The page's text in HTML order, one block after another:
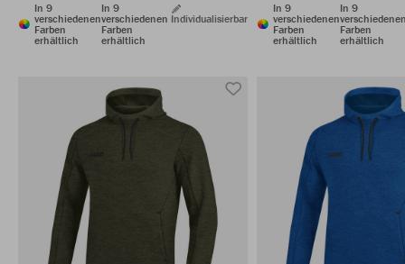
In 9
verschiedenen
Farben
erhältlich
In 9
verschiedenen
Farben
erhältlich
Individualisierbar
In 9
verschiedenen
Farben
erhältlich
In 9
Farben
erhältlich